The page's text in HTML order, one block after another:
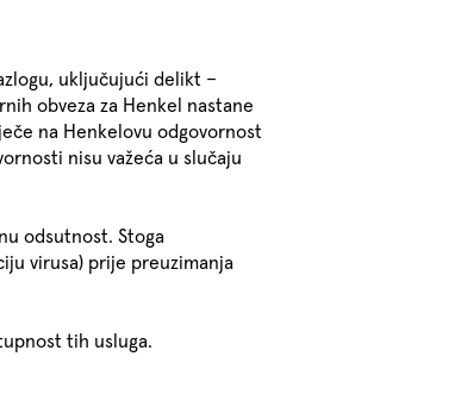
uključujući delikt –
obveza za Henkel nastane
na Henkelovu odgovornost
nisu važeća u slučaju
odsutnost. Stoga
virusa) prije preuzimanja
tih usluga.